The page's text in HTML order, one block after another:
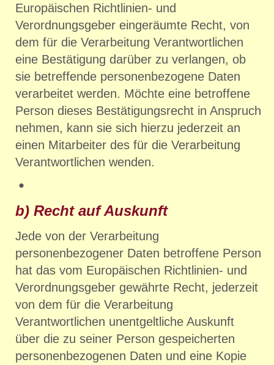
Europäischen Richtlinien- und
Verordnungsgeber eingeräumte Recht, von
dem für die Verarbeitung Verantwortlichen
eine Bestätigung darüber zu verlangen, ob
sie betreffende personenbezogene Daten
verarbeitet werden. Möchte eine betroffene
Person dieses Bestätigungsrecht in Anspruch
nehmen, kann sie sich hierzu jederzeit an
einen Mitarbeiter des für die Verarbeitung
Verantwortlichen wenden.
b) Recht auf Auskunft
Jede von der Verarbeitung
personenbezogener Daten betroffene Person
hat das vom Europäischen Richtlinien- und
Verordnungsgeber gewährte Recht, jederzeit
von dem für die Verarbeitung
Verantwortlichen unentgeltliche Auskunft
über die zu seiner Person gespeicherten
personenbezogenen Daten und eine Kopie